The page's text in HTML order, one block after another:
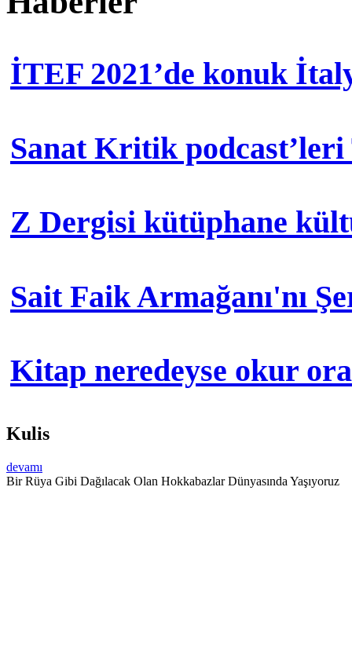
İTEF 2021’de konuk
Sanat Kritik podcast’leri
Z Dergisi kütüphane
Sait Faik Armağanı'nı
Kitap neredeyse okur
Kulis
devamı
Bir Rüya Gibi Dağılacak Olan Hokkabazlar Dünyasında Yaşıyoruz